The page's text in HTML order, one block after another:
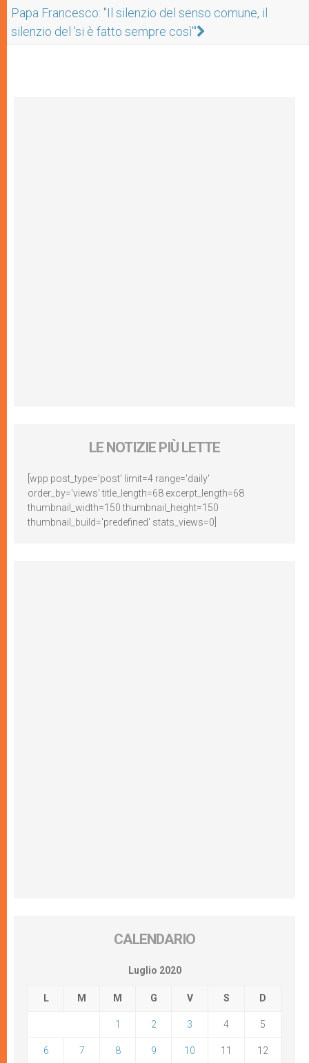
Papa Francesco: "Il silenzio del senso comune, il
silenzio del 'si è fatto sempre così'"
LE NOTIZIE PIÙ LETTE
[wpp post_type='post' limit=4 range='daily'
order_by='views' title_length=68 excerpt_length=68
thumbnail_width=150 thumbnail_height=150
thumbnail_build='predefined' stats_views=0]
CALENDARIO
Luglio 2020
L M M G V S D
1 2 3 4 5
6 7 8 9 10 11 12